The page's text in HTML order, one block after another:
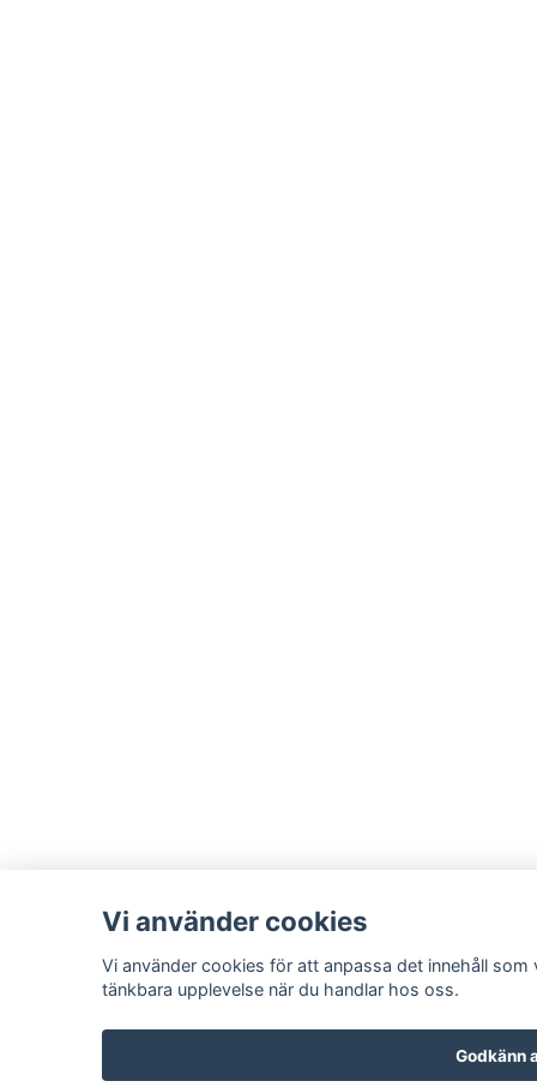
Vi använder cookies
Vi använder cookies för att anpassa det innehåll
tänkbara upplevelse när du handlar hos oss.
Godkänn